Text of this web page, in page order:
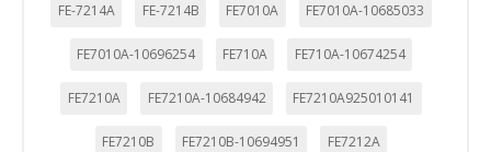
FE-7214A FE-7214B FE7010A FE7010A-10685033
FE7010A-10696254 FE710A FE710A-10674254
FE7210A FE7210A-10684942 FE7210A925010141
FE7210B FE7210B-10694951 FE7212A